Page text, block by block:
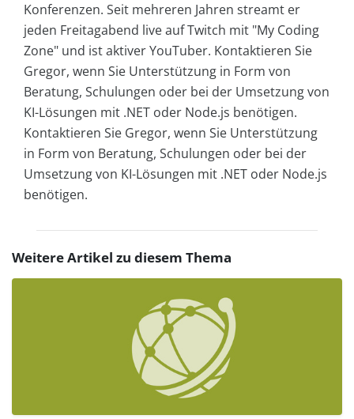
Konferenzen. Seit mehreren Jahren streamt er
jeden Freitagabend live auf Twitch mit "My Coding
Zone" und ist aktiver YouTuber. Kontaktieren Sie
Gregor, wenn Sie Unterstützung in Form von
Beratung, Schulungen oder bei der Umsetzung von
KI-Lösungen mit .NET oder Node.js benötigen.
Kontaktieren Sie Gregor, wenn Sie Unterstützung
in Form von Beratung, Schulungen oder bei der
Umsetzung von KI-Lösungen mit .NET oder Node.js
benötigen.
Weitere Artikel zu diesem Thema